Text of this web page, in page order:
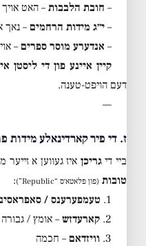
– חובת הלבבות – האט
–י״ג מידות הרחמים – נאך
– אנדערע מוסר ספרים –
קיין איינע פון די ליסטן
דעם הויפט-טענה.
—
ז. די פיר קארדינאלע מידות
ביי דיגריכן איז געווען א זייער
טובות (פון פלאטא׳ס “Republic”)
:
1. טעמפערענס /
2. קארעדזש – אומץ / גבורה
3. וויזדאם – חכמה